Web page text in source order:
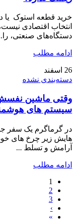
خرید قطعه استوک یا
انتخاب اقتصادی
دستگاه‌های صنعتی،
ادامه مطلب
26 اسفند
دسته‌بندی نشده
وقتی ماشین نفسش
سیستم های
در گرماگرم یک سفر
هایش زیر چرخ های
آرامش و تسلط ...
ادامه مطلب
1
2
3
›
»